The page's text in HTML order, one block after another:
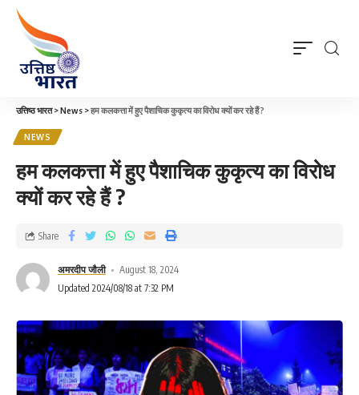
उत्तिष्ठ भारत>News >हम कलकत्ता में हुए पैशाचिक कुकृत्य का विरोध क्यों कर रहे हैं ?
NEWS
हम कलकत्ता में हुए पैशाचिक कुकृत्य का विरोध
क्यों कर रहे हैं ?
अमरदीप जौली
August 18, 2024
Updated 2024/08/18 at 7:32 PM
Share